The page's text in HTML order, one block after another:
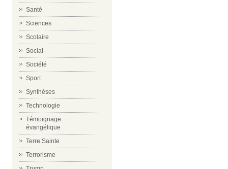
Santé
Sciences
Scolaire
Social
Société
Sport
Synthèses
Technologie
Témoignage
évangélique
Terre Sainte
Terrorisme